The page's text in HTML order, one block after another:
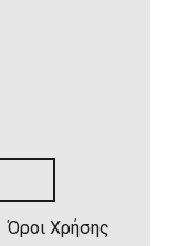
Όροι Χρήσης